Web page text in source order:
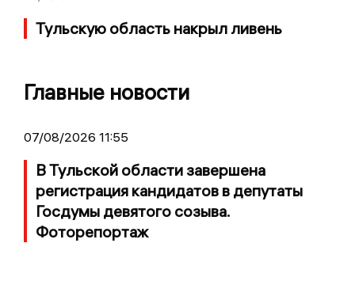
Тульскую область накрыл ливень
Главные новости
07/08/2026 11:55
В Тульской области завершена
регистрация кандидатов в депутаты
Госдумы девятого созыва.
Фоторепортаж